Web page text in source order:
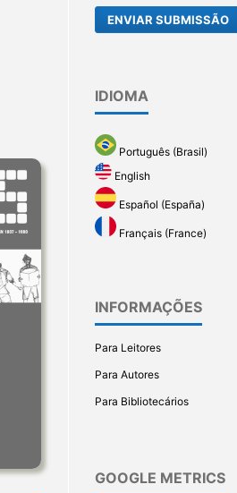
ENVIAR SUBMISSÃO
IDIOMA
Português (Brasil)
English
Español (España)
Français (France)
INFORMAÇÕES
Para Leitores
Para Autores
Para Bibliotecários
GOOGLE METRICS